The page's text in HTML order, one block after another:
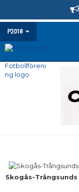
P2018
HEM
BILDGALLERI
Skogås-Trångsunds